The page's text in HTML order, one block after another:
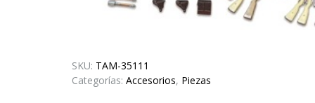
SKU: TAM-35111
Categorías: Accesorios, Piezas